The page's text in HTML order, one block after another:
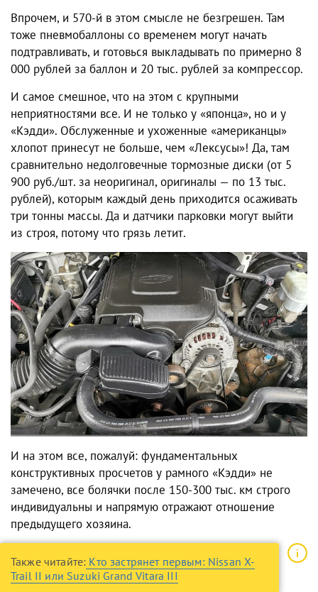
Впрочем, и 570-й в этом смысле не безгрешен. Там
тоже пневмобаллоны со временем могут начать
подтравливать, и готовься выкладывать по примерно 8
000 рублей за баллон и 20 тыс. рублей за компрессор.
И самое смешное, что на этом с крупными
неприятностями все. И не только у «японца», но и у
«Кэдди». Обслуженные и ухоженные «американцы»
хлопот принесут не больше, чем «Лексусы»! Да, там
сравнительно недолговечные тормозные диски (от 5
900 руб./шт. за неоригинал, оригиналы — по 13 тыс.
рублей), которым каждый день приходится осаживать
три тонны массы. Да и датчики парковки могут выйти
из строя, потому что грязь летит.
И на этом все, пожалуй: фундаментальных
конструктивных просчетов у рамного «Кэдди» не
замечено, все болячки после 150-300 тыс. км строго
индивидуальны и напрямую отражают отношение
предыдущего хозяина.
Также читайте: Кто застрянет первым: Nissan X-
Trail II или Suzuki Grand Vitara III